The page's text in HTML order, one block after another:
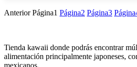
Anterior Página1 Página2 Página3 Página
Tienda kawaii donde podrás encontrar
alimentación principalmente japoneses,
mexicanos.